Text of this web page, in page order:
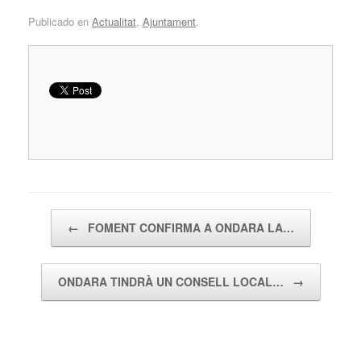
Publicado en Actualitat, Ajuntament.
← FOMENT CONFIRMA A ONDARA LA…
ONDARA TINDRÀ UN CONSELL LOCAL… →